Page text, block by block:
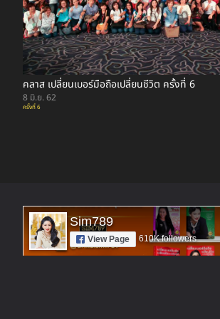
คลาส เปลี่ยนเบอร์มือถือเปลี่ยนชีวิต ครั้งที่ 6
8 มิ.ย. 62
ครั้งที่ 6
Sim789
View Page 610K followers